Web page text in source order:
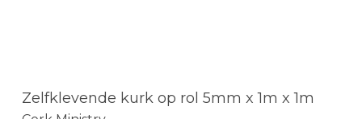
Zelfklevende kurk op rol 5mm x 1m x 1m